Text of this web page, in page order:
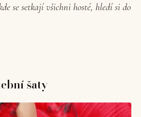
se setkají všichni hosté, hledí si do
šaty